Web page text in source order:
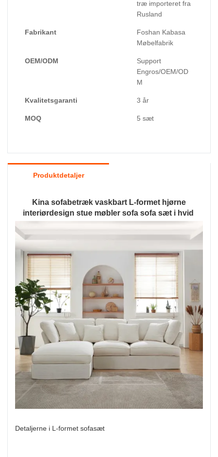
træ importeret fra
Rusland
Fabrikant
Foshan Kabasa
Møbelfabrik
OEM/ODM
Support
Engros/OEM/OD
M
Kvalitetsgaranti 3 år
MOQ 5 sæt
Produktdetaljer
Kina sofabetræk vaskbart L-formet hjørne
interiørdesign stue møbler sofa sofa sæt i hvid
Detaljerne i L-formet sofasæt